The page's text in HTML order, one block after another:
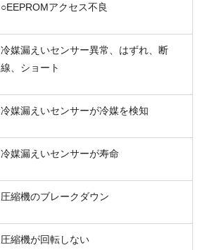
○EEPROMアクセス不良
冷媒漏えいセンサー異常、はずれ、断
線、ショート
冷媒漏えいセンサーが冷媒を検知
冷媒漏えいセンサーが寿命
圧縮機のブレークダウン
圧縮機が回転しない